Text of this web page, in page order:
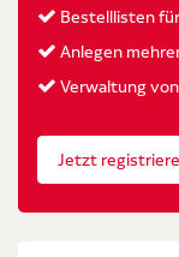
Bestelllisten
Anlegen
Verwaltung
Jetzt